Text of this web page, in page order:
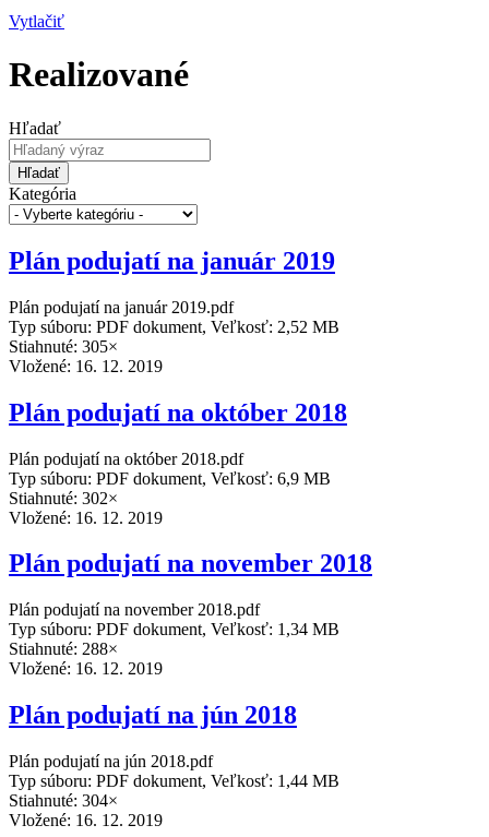
Vytlačiť
Realizované
Hľadať
Hľadať
Kategória
Plán podujatí na január 2019
Plán podujatí na január 2019.pdf
Typ súboru: PDF dokument, Veľkosť: 2,52 MB
Stiahnuté: 305×
Vložené: 16. 12. 2019
Plán podujatí na október 2018
Plán podujatí na október 2018.pdf
Typ súboru: PDF dokument, Veľkosť: 6,9 MB
Stiahnuté: 302×
Vložené: 16. 12. 2019
Plán podujatí na november 2018
Plán podujatí na november 2018.pdf
Typ súboru: PDF dokument, Veľkosť: 1,34 MB
Stiahnuté: 288×
Vložené: 16. 12. 2019
Plán podujatí na jún 2018
Plán podujatí na jún 2018.pdf
Typ súboru: PDF dokument, Veľkosť: 1,44 MB
Stiahnuté: 304×
Vložené: 16. 12. 2019